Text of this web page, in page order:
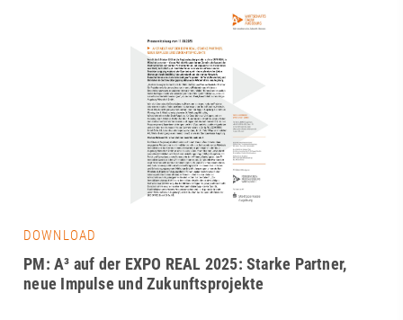
DOWNLOAD
PM: A³ auf der EXPO REAL 2025: Starke Partner,
neue Impulse und Zukunftsprojekte